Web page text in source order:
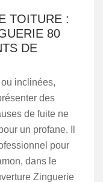
TOITURE :
80
DE
inclinées,
des
de fuite ne
un profane. Il
pour
dans le
Zinguerie